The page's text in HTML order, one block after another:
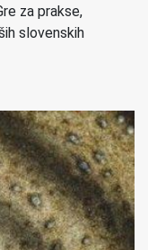
za prakse,
slovenskih